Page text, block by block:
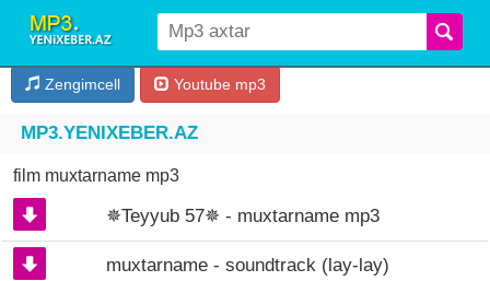
Zengimcell Youtube mp3
MP3.YENIXEBER.AZ
film muxtarname mp3
✵Teyyub 57✵ - muxtarname mp3
muxtarname - soundtrack (lay-lay)